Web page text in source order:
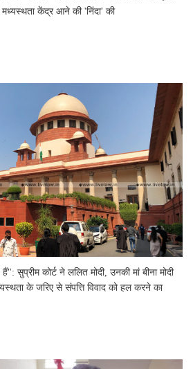
के लिए मध्यस्थता केंद्र आने की 'निंदा' की
सुप्रीम कोर्ट ने ललित मोदी, उनकी मां बीना मोदी
के जरिए से संपत्ति विवाद को हल करने का